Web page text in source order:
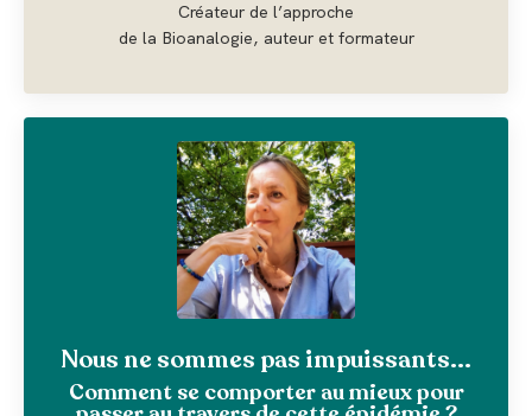
Créateur de l’approche
de la Bioanalogie, auteur et formateur
Nous ne sommes pas impuissants...
Comment se comporter au mieux pour